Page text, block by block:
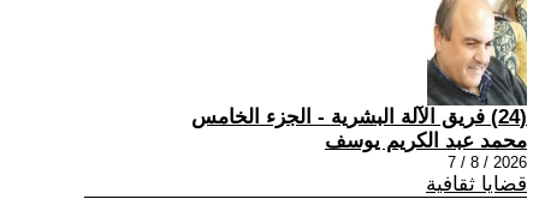
(24) فريق الآلة البشرية - الجزء الخامس
محمد عبد الكريم يوسف
2026 / 8 / 7
قضايا ثقافية